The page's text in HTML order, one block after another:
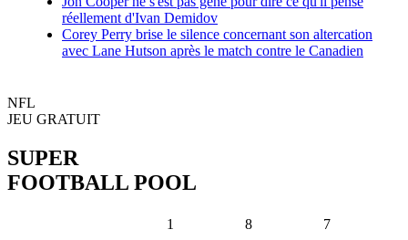
réellement d'Ivan Demidov
Corey Perry brise le silence concernant son altercation
avec Lane Hutson après le match contre le Canadien
NFL
JEU GRATUIT
SUPER
FOOTBALL POOL
1 8 7